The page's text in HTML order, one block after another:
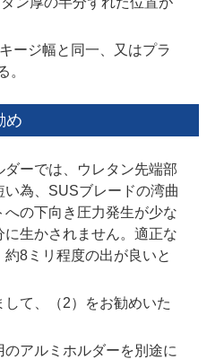
ージ幅と同一、又はプラ
。
め
ダーでは、ウレタン先端部
為、SUSブレードの湾曲
への下向き圧力発生が少な
に生かされません。適正な
8ミリ程度の出が良いと
して、（2）をお勧めいた
のアルミホルダーを別途に